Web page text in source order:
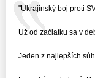
"Ukrajinský boj proti
Už od začiatku sa v
Jeden z najlepších